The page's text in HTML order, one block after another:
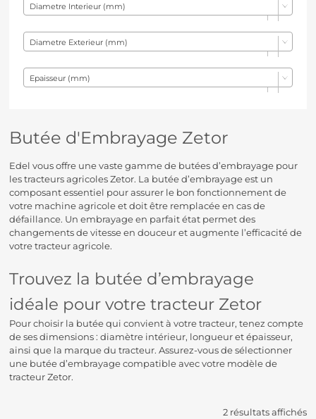
Butée d'Embrayage Zetor
Edel vous offre une vaste gamme de butées d’embrayage pour
les tracteurs agricoles Zetor. La butée d’embrayage est un
composant essentiel pour assurer le bon fonctionnement de
votre machine agricole et doit être remplacée en cas de
défaillance. Un embrayage en parfait état permet des
changements de vitesse en douceur et augmente l’efficacité de
votre tracteur agricole.
Trouvez la butée d’embrayage
idéale pour votre tracteur Zetor
Pour choisir la butée qui convient à votre tracteur, tenez compte
de ses dimensions : diamètre intérieur, longueur et épaisseur,
ainsi que la marque du tracteur. Assurez-vous de sélectionner
une butée d’embrayage compatible avec votre modèle de
tracteur Zetor.
2 résultats affichés
Diametre Interieur (mm)
Diametre Exterieur (mm)
Epaisseur (mm)